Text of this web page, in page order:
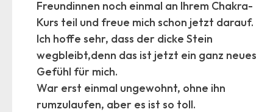
Freundinnen noch einmal an Ihrem Chakra-
Kurs teil und freue mich schon jetzt darauf.
Ich hoffe sehr, dass der dicke Stein
wegbleibt,denn das ist jetzt ein ganz neues
Gefühl für mich.
War erst einmal ungewohnt, ohne ihn
rumzulaufen, aber es ist so toll.